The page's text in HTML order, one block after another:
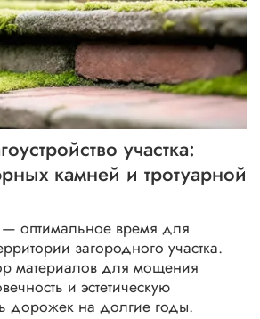
водостоки
плитка
как установить бордюр
камень
монтаж плитки в холод
участка:
камней и тротуарной
оптимальное время для
загородного участка.
материалов для мощения
и эстетическую
дорожек на долгие годы.